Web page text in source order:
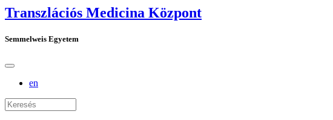
Transzlációs Medicina Központ
Semmelweis Egyetem
en